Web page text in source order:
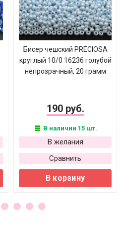
Бисер чешский PRECIOSA
круглый 10/0 16236 голубой
непрозрачный, 20 грамм
190 руб.
В наличии 15 шт.
В желания
Сравнить
В корзину